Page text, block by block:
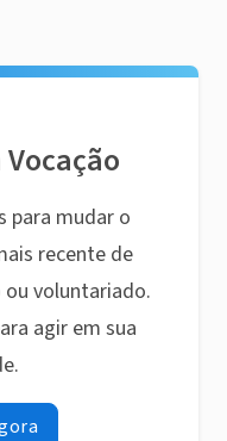
para mudar o
recente de
voluntariado.
agir em sua